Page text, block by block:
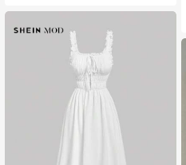
545K 팔로워
4.89 545K 팔로워